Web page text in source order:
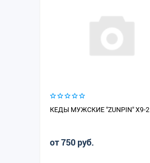
КЕДЫ МУЖСКИЕ "ZUNPIN" X9-2
от 750 руб.